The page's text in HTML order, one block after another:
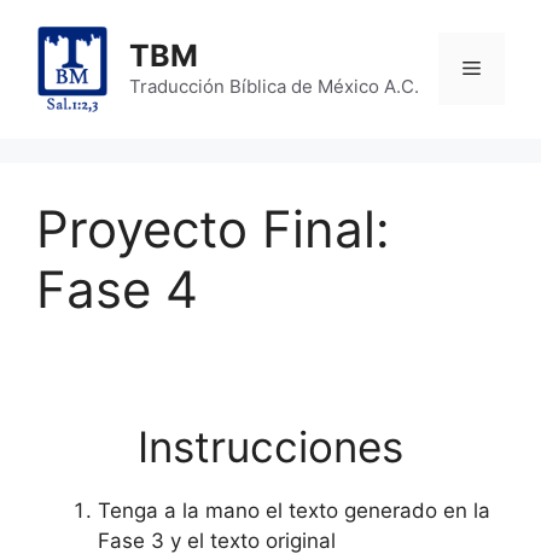
content
TBM
Traducción Bíblica de México A.C.
Menu
Proyecto Final:
Fase 4
Instrucciones
Tenga a la mano el texto generado en la
Fase 3 y el texto original